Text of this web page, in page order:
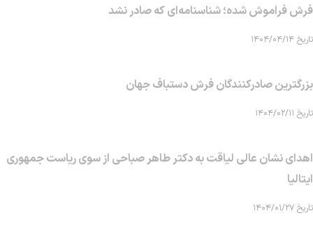
فرش فراموش شده؛ شناسنامه‌ای که صادر نشد
تاریخ ۱۴۰۴/۰۴/۱۴
بزرگترین صادرکنندگان فرش دستباف جهان
تاریخ ۱۴۰۴/۰۲/۱۱
اهدای نشان عالی لیاقت به دکتر طاهر صباحی از سوی ریاست جمهوری
ایتالیا
تاریخ ۱۴۰۴/۰۱/۲۷